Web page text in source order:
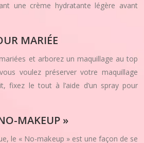
une crème hydratante légère avant
MARIÉE
et arborez un maquillage au top
voulez préserver votre maquillage
fixez le tout à l’aide d’un spray pour
MAKEUP »
le « No-makeup » est une façon de se